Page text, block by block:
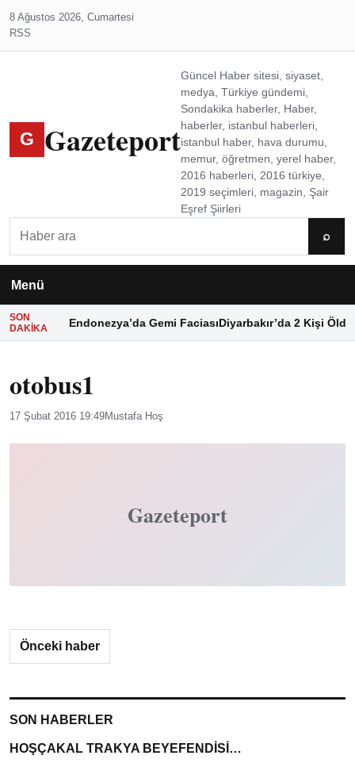
8 Ağustos 2026, Cumartesi
RSS
G Gazeteport
Güncel Haber sitesi, siyaset,
medya, Türkiye gündemi,
Sondakika haberler, Haber,
haberler, istanbul haberleri,
istanbul haber, hava durumu,
memur, öğretmen, yerel haber,
2016 haberleri, 2016 türkiye,
2019 seçimleri, magazin, Şair
Eşref Şiirleri
⌕
Menü
SON
DAKIKA
Endonezya’da Gemi FaciasıDiyarbakır’da 2 Kişi Öldü
otobus1
17 Şubat 2016 19:49Mustafa Hoş
Gazeteport
Önceki haber
SON HABERLER
HOŞÇAKAL TRAKYA BEYEFENDİSİ…